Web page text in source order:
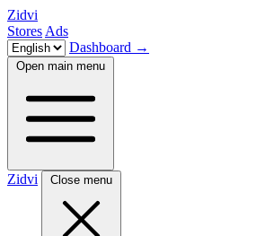
Zidvi
Stores Ads
Dashboard →
Open main menu
Zidvi Close menu